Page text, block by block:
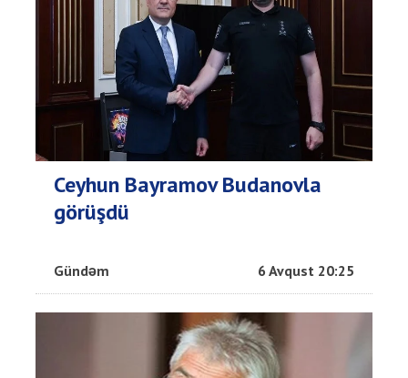
Ceyhun Bayramov Budanovla
görüşdü
Gündəm 6 Avqust 20:25